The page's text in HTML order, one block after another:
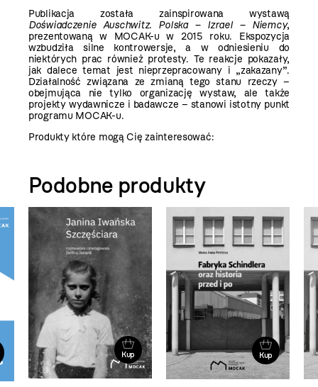
Publikacja została zainspirowana wystawą
Doświadczenie Auschwitz.
Polska – Izrael – Niemcy,
prezentowaną w MOCAK-u w 2015 roku. Ekspozycja
wzbudziła silne kontrowersje, a w odniesieniu do
niektórych prac również protesty. Te reakcje pokazały,
jak dalece temat jest nieprzepracowany i „zakazany”.
Działalność związana ze zmianą tego stanu rzeczy –
obejmująca nie tylko organizację wystaw, ale także
projekty wydawnicze i badawcze – stanowi istotny punkt
programu MOCAK-u.
Produkty które mogą Cię zainteresować:
Podobne produkty
Kup Kup